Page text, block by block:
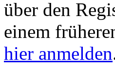
über den
einem
hier anmelden